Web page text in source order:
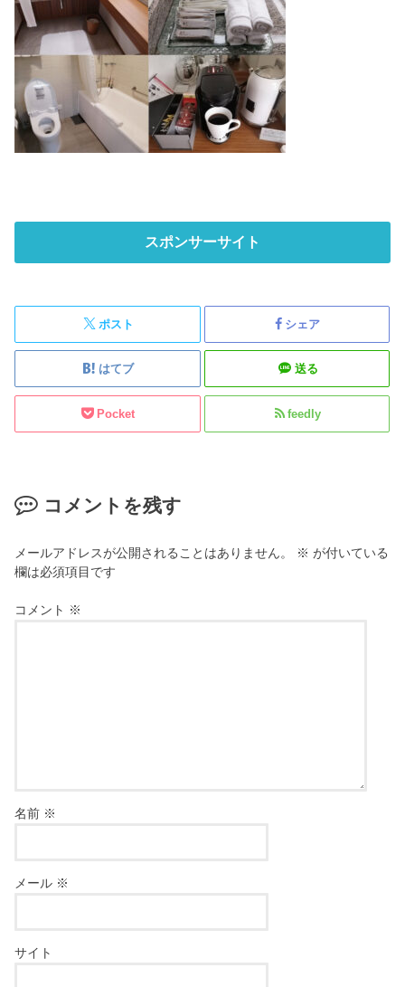
スポンサーサイト
ポスト シェア
はてブ 送る
Pocket feedly
コメントを残す
メールアドレスが公開されることはありません。 ※ が付いている
欄は必須項目です
コメント ※
名前 ※
メール ※
サイト